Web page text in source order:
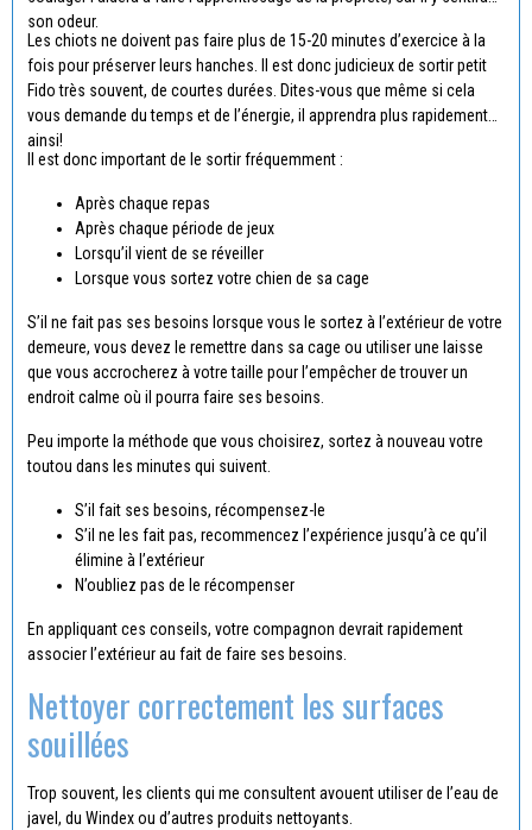
son odeur.
Les chiots ne doivent pas faire plus de 15-20 minutes d’exercice à la
fois pour préserver leurs hanches. Il est donc judicieux de sortir petit
Fido très souvent, de courtes durées. Dites-vous que même si cela
vous demande du temps et de l’énergie, il apprendra plus rapidement
ainsi!
Il est donc important de le sortir fréquemment :
Après chaque repas
Après chaque période de jeux
Lorsqu’il vient de se réveiller
Lorsque vous sortez votre chien de sa cage
S’il ne fait pas ses besoins lorsque vous le sortez à l’extérieur de votre
demeure, vous devez le remettre dans sa cage ou utiliser une laisse
que vous accrocherez à votre taille pour l’empêcher de trouver un
endroit calme où il pourra faire ses besoins.
Peu importe la méthode que vous choisirez, sortez à nouveau votre
toutou dans les minutes qui suivent.
S’il fait ses besoins, récompensez-le
S’il ne les fait pas, recommencez l’expérience jusqu’à ce qu’il
élimine à l’extérieur
N’oubliez pas de le récompenser
En appliquant ces conseils, votre compagnon devrait rapidement
associer l’extérieur au fait de faire ses besoins.
Nettoyer correctement les surfaces
souillées
Trop souvent, les clients qui me consultent avouent utiliser de l’eau de
javel, du Windex ou d’autres produits nettoyants.